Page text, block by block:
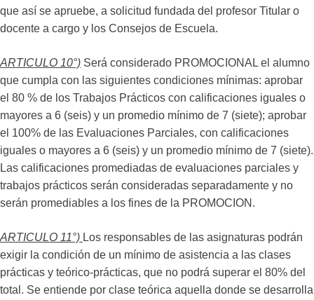
que así se apruebe, a solicitud fundada del profesor Titular o
docente a cargo y los Consejos de Escuela.
ARTICULO 10°) Será considerado PROMOCIONAL el alumno
que cumpla con las siguientes condiciones mínimas: aprobar
el 80 % de los Trabajos Prácticos con calificaciones iguales o
mayores a 6 (seis) y un promedio mínimo de 7 (siete); aprobar
el 100% de las Evaluaciones Parciales, con calificaciones
iguales o mayores a 6 (seis) y un promedio mínimo de 7 (siete).
Las calificaciones promediadas de evaluaciones parciales y
trabajos prácticos serán consideradas separadamente y no
serán promediables a los fines de la PROMOCION.
ARTICULO 11°) Los responsables de las asignaturas podrán
exigir la condición de un mínimo de asistencia a las clases
prácticas y teórico-prácticas, que no podrá superar el 80% del
total. Se entiende por clase teórica aquella donde se desarrolla